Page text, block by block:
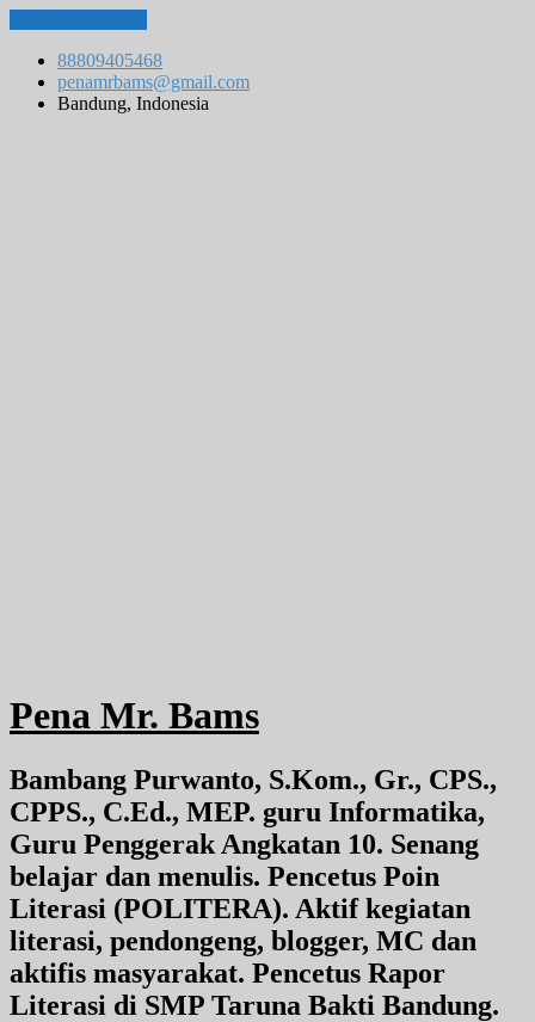
88809405468
penamrbams@gmail.com
Bandung, Indonesia
Pena Mr. Bams
Bambang Purwanto, S.Kom., Gr., CPS.,
CPPS., C.Ed., MEP. guru Informatika,
Guru Penggerak Angkatan 10. Senang
belajar dan menulis. Pencetus Poin
Literasi (POLITERA). Aktif kegiatan
literasi, pendongeng, blogger, MC dan
aktifis masyarakat. Pencetus Rapor
Literasi di SMP Taruna Bakti Bandung.